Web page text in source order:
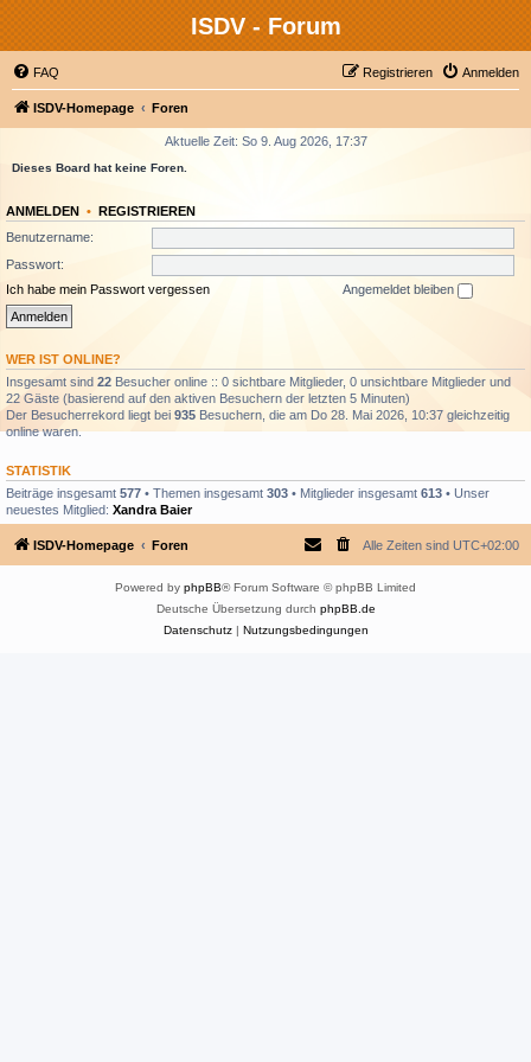
ISDV - Forum
FAQ Anmelden
Registrieren
ISDV-Homepage Foren
Aktuelle Zeit: So 9. Aug 2026, 17:37
Dieses Board hat keine Foren.
ANMELDEN • REGISTRIEREN
Benutzername:
Passwort:
Ich habe mein Passwort vergessen
Angemeldet bleiben
WER IST ONLINE?
Insgesamt sind 22 Besucher online :: 0 sichtbare Mitglieder, 0 unsichtbare Mitglieder und
22 Gäste (basierend auf den aktiven Besuchern der letzten 5 Minuten)
Der Besucherrekord liegt bei 935 Besuchern, die am Do 28. Mai 2026, 10:37 gleichzeitig
online waren.
STATISTIK
Beiträge insgesamt 577 • Themen insgesamt 303 • Mitglieder insgesamt 613 • Unser
neuestes Mitglied: Xandra Baier
ISDV-Homepage Foren Alle Zeiten sind UTC+02:00
Powered by phpBB® Forum Software © phpBB Limited
Deutsche Übersetzung durch phpBB.de
Datenschutz| Nutzungsbedingungen